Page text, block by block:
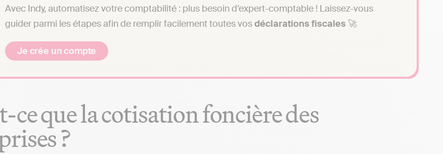
Avec Indy, automatisez votre comptabilité : plus besoin d’expert-comptable ! Laissez-vous
guider parmi les étapes afin de remplir facilement toutes vosdéclarations fiscales 🚀
Je crée un compte
ce que la cotisation foncière des
?